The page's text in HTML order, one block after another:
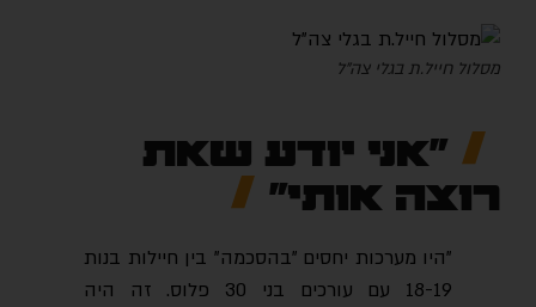
מסלול חייל.ת בגלי צה"ל
"אני יודע שאת
רוצה אותי"
"היו מערכות יחסים "בהסכמה" בין חיילות בנות
18-19 עם עורכים בני 30 פלוס. זה היה